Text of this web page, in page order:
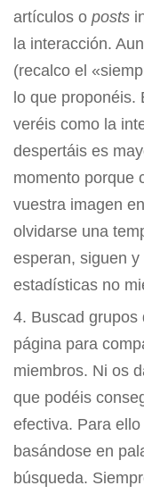
artículos o posts
la interacción.
(recalco el
lo que proponéis.
veréis como la
despertáis es
momento porque
vuestra imagen
olvidarse una
esperan, siguen
estadísticas no
Buscad grupos
página para
miembros. Ni os
que podéis
efectiva. Para
basándose en
búsqueda.